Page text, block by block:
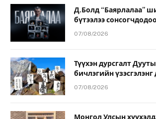
Д.Болд “Баярлалаа”
бүтээлээ
07/08/2026
Түүхэн дурсгалт
бичлэгийн үзэсгэлэнг
07/08/2026
Монгол Улсын